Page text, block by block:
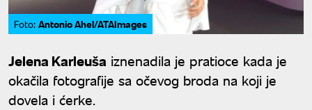
Foto: Antonio Ahel/ATAImages
Jelena Karleuša iznenadila je pratioce kada je
okačila fotografije sa očevog broda na koji je
dovela i ćerke.